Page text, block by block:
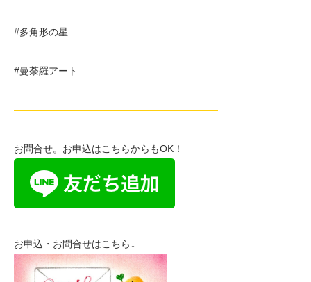
#多角形の星
#曼荼羅アート
—————————————————————
お問合せ。お申込はこちらからもOK！
お申込・お問合せはこちら↓